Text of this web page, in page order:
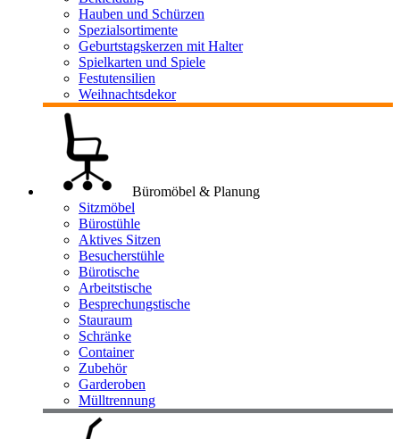
Hauben und Schürzen
Spezialsortimente
Geburtstagskerzen mit Halter
Spielkarten und Spiele
Festutensilien
Weihnachtsdekor
Büromöbel & Planung
Sitzmöbel
Bürostühle
Aktives Sitzen
Besucherstühle
Bürotische
Arbeitstische
Besprechungstische
Stauraum
Schränke
Container
Zubehör
Garderoben
Mülltrennung